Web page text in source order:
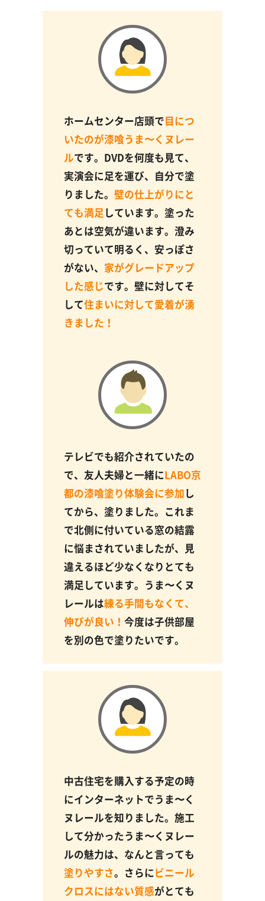
ホームセンター店頭で目につ
いたのが漆喰うま〜くヌレー
ルです。DVDを何度も見て、
実演会に足を運び、自分で塗
りました。 壁の仕上がりにと
ても満足しています。塗った
あとは空気が違います。澄み
切っていて明るく、安っぽさ
がない、 家がグレードアップ
した感じです。壁に対してそ
して住まいに対して愛着が湧
きました！
テレビでも紹介されていたの
で、友人夫婦と一緒にLABO京
都の漆喰塗り体験会に参加し
てから、塗りました。これま
で北側に付いている窓の結露
に悩まされていましたが、見
違えるほど少なくなりとても
満足しています。うま〜くヌ
レールは練る手間もなくて、
伸びが良い！ 今度は子供部屋
を別の色で塗りたいです。
中古住宅を購入する予定の時
にインターネットでうま〜く
ヌレールを知りました。施工
して分かったうま〜くヌレー
ルの魅力は、なんと言っても
塗りやすさ。さらにビニール
クロスにはない質感がとても